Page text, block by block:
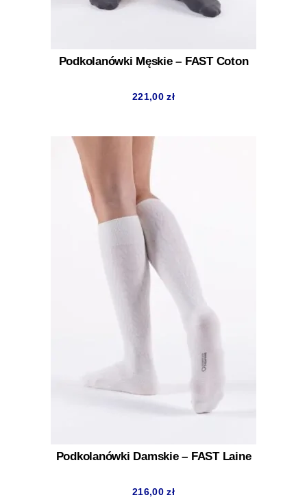
Podkolanówki Męskie – FAST Coton
221,00zł
Podkolanówki Damskie – FAST Laine
216,00zł